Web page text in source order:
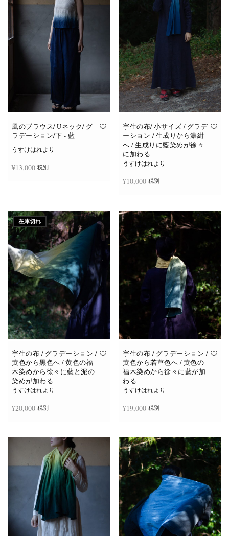
風のブラウス/ Uネック/ グ
ラデーション/下 - 藍
うすけはれより
¥13,000 税別
宇生の布/ 小サイズ / グラデ
ーション / 生成りから濃紺
へ / 生成りに藍染めが徐々
に加わる
うすけはれより
¥10,000 税別
在庫切れ
宇生の布 / グラデーション /
黄色から黒色へ / 黄色の福
木染めから徐々に藍と泥の
染めが加わる
うすけはれより
¥20,000 税別
宇生の布 / グラデーション /
黄色から若草色へ / 黄色の
福木染めから徐々に藍が加
わる
うすけはれより
¥19,000 税別